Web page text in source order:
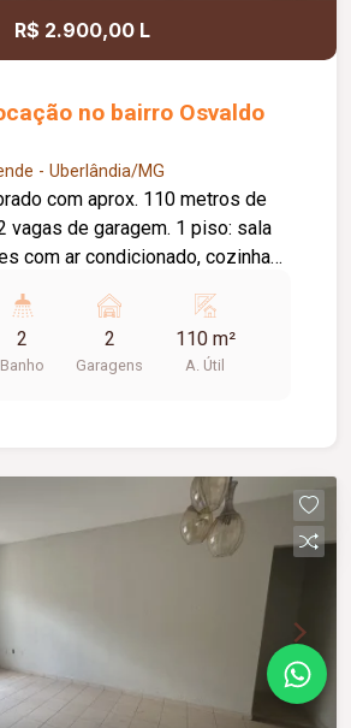
R$ 2.900,00 L
no bairro Osvaldo
- Uberlândia/MG
com aprox. 110 metros de
vagas de garagem. 1 piso: sala
com ar condicionado, cozinha
lavanderia coberta e com armário
03 quartos com armário
ar condicionado, banheiro
2
Banho
2
Garagens
110 m²
A. Útil